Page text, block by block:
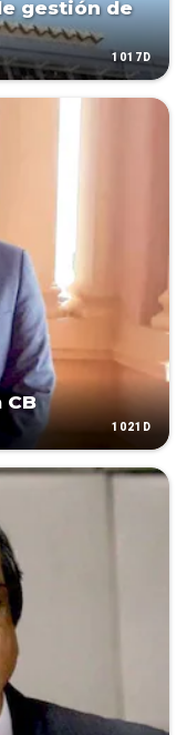
gestión de
1017D
CB
1021D